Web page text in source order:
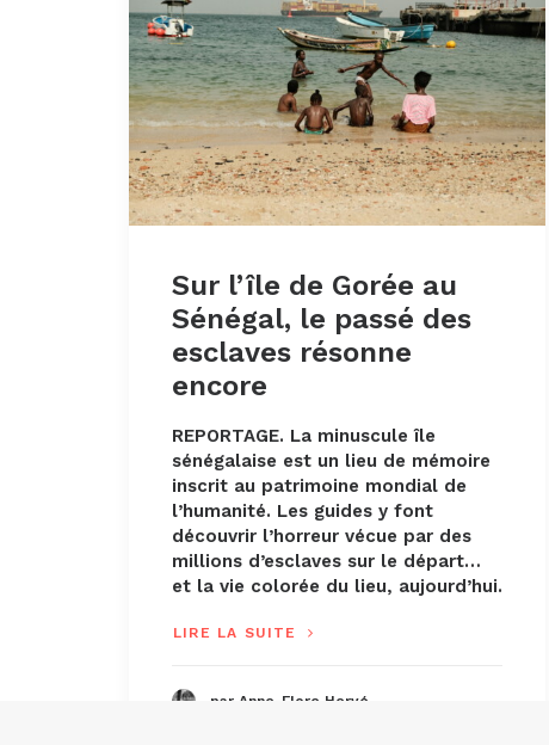
Sur l’île de Gorée au
Sénégal, le passé des
esclaves résonne
encore
REPORTAGE. La minuscule île
sénégalaise est un lieu de mémoire
inscrit au patrimoine mondial de
l’humanité. Les guides y font
découvrir l’horreur vécue par des
millions d’esclaves sur le départ…
et la vie colorée du lieu, aujourd’hui.
LIRE LA SUITE
par Anne-Flore Hervé